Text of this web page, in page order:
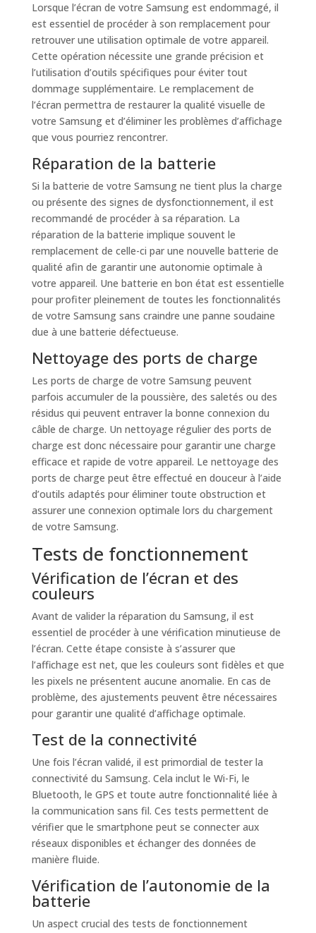
Lorsque l’écran de votre Samsung est endommagé, il
est essentiel de procéder à son remplacement pour
retrouver une utilisation optimale de votre appareil.
Cette opération nécessite une grande précision et
l’utilisation d’outils spécifiques pour éviter tout
dommage supplémentaire. Le remplacement de
l’écran permettra de restaurer la qualité visuelle de
votre Samsung et d’éliminer les problèmes d’affichage
que vous pourriez rencontrer.
Réparation de la batterie
Si la batterie de votre Samsung ne tient plus la charge
ou présente des signes de dysfonctionnement, il est
recommandé de procéder à sa réparation. La
réparation de la batterie implique souvent le
remplacement de celle-ci par une nouvelle batterie de
qualité afin de garantir une autonomie optimale à
votre appareil. Une batterie en bon état est essentielle
pour profiter pleinement de toutes les fonctionnalités
de votre Samsung sans craindre une panne soudaine
due à une batterie défectueuse.
Nettoyage des ports de charge
Les ports de charge de votre Samsung peuvent
parfois accumuler de la poussière, des saletés ou des
résidus qui peuvent entraver la bonne connexion du
câble de charge. Un nettoyage régulier des ports de
charge est donc nécessaire pour garantir une charge
efficace et rapide de votre appareil. Le nettoyage des
ports de charge peut être effectué en douceur à l’aide
d’outils adaptés pour éliminer toute obstruction et
assurer une connexion optimale lors du chargement
de votre Samsung.
Tests de fonctionnement
Vérification de l’écran et des
couleurs
Avant de valider la réparation du Samsung, il est
essentiel de procéder à une vérification minutieuse de
l’écran. Cette étape consiste à s’assurer que
l’affichage est net, que les couleurs sont fidèles et que
les pixels ne présentent aucune anomalie. En cas de
problème, des ajustements peuvent être nécessaires
pour garantir une qualité d’affichage optimale.
Test de la connectivité
Une fois l’écran validé, il est primordial de tester la
connectivité du Samsung. Cela inclut le Wi-Fi, le
Bluetooth, le GPS et toute autre fonctionnalité liée à
la communication sans fil. Ces tests permettent de
vérifier que le smartphone peut se connecter aux
réseaux disponibles et échanger des données de
manière fluide.
Vérification de l’autonomie de la
batterie
Un aspect crucial des tests de fonctionnement